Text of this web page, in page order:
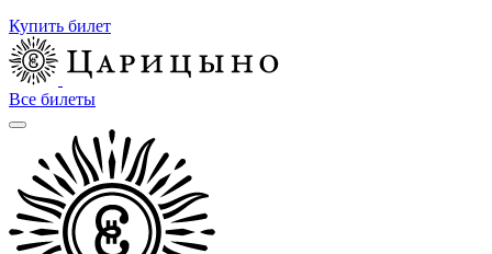
Купить билет
Все билеты